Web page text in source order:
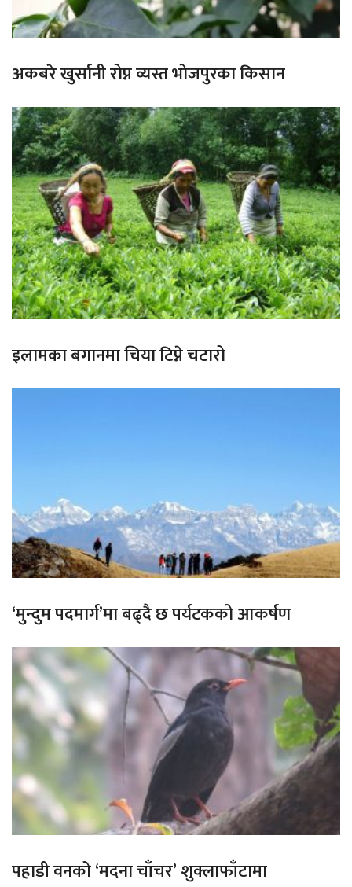
अकबरे खुर्सानी रोप्न व्यस्त भोजपुरका किसान
इलामका बगानमा चिया टिप्ने चटारो
‘मुन्दुम पदमार्ग’मा बढ्दै छ पर्यटकको आकर्षण
पहाडी वनको ‘मदना चाँचर’ शुक्लाफाँटामा